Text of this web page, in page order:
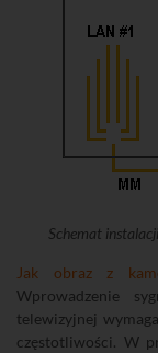
Schemat
Jak obraz z
Wprowadzenie
telewizyjnej
częstotliwości. W